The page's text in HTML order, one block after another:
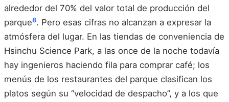
alrededor del 70% del valor total de producción del
parque8. Pero esas cifras no alcanzan a expresar la
atmósfera del lugar. En las tiendas de conveniencia de
Hsinchu Science Park, a las once de la noche todavía
hay ingenieros haciendo fila para comprar café; los
menús de los restaurantes del parque clasifican los
platos según su “velocidad de despacho”, y a los que